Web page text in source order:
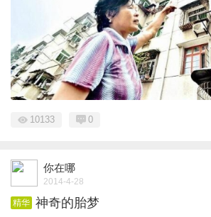
10133 0
你在哪
2014-4-28
精华 神奇的胎梦